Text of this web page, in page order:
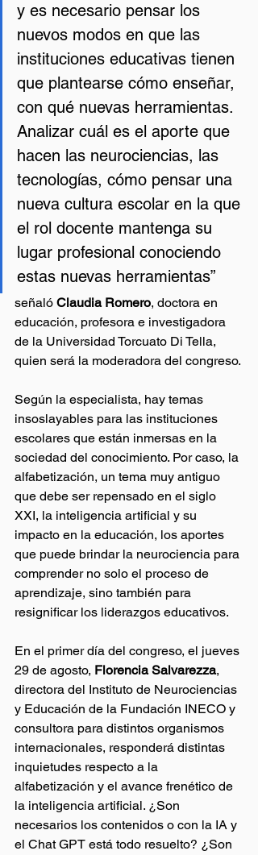
y es necesario pensar los
nuevos modos en que las
instituciones educativas tienen
que plantearse cómo enseñar,
con qué nuevas herramientas.
Analizar cuál es el aporte que
hacen las neurociencias, las
tecnologías, cómo pensar una
nueva cultura escolar en la que
el rol docente mantenga su
lugar profesional conociendo
estas nuevas herramientas”
señaló Claudia Romero, doctora en
educación, profesora e investigadora
de la Universidad Torcuato Di Tella,
quien será la moderadora del congreso.
Según la especialista, hay temas
insoslayables para las instituciones
escolares que están inmersas en la
sociedad del conocimiento. Por caso, la
alfabetización, un tema muy antiguo
que debe ser repensado en el siglo
XXI, la inteligencia artificial y su
impacto en la educación, los aportes
que puede brindar la neurociencia para
comprender no solo el proceso de
aprendizaje, sino también para
resignificar los liderazgos educativos.
En el primer día del congreso, el jueves
29 de agosto, Florencia Salvarezza,
directora del Instituto de Neurociencias
y Educación de la Fundación INECO y
consultora para distintos organismos
internacionales, responderá distintas
inquietudes respecto a la
alfabetización y el avance frenético de
la inteligencia artificial. ¿Son
necesarios los contenidos o con la IA y
el Chat GPT está todo resuelto? ¿Son